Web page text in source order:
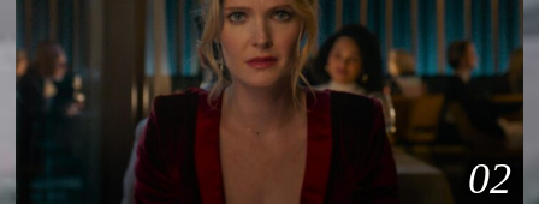
02